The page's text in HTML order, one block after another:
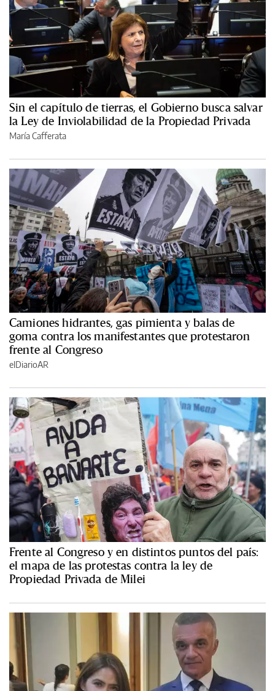
Sin el capítulo de tierras, el Gobierno busca salvar
la Ley de Inviolabilidad de la Propiedad Privada
María Cafferata
Camiones hidrantes, gas pimienta y balas de
goma contra los manifestantes que protestaron
frente al Congreso
elDiarioAR
Frente al Congreso y en distintos puntos del país:
el mapa de las protestas contra la ley de
Propiedad Privada de Milei